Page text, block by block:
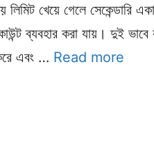
খেয়ে গেলে সেকেন্ডারি
ব্যবহার করা যায়। দুই
এবং … Read more